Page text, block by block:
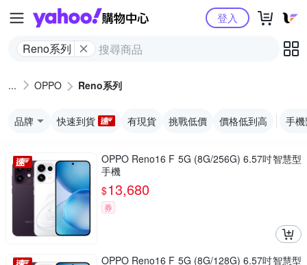
Yahoo購物中心
Reno系列
登入
OPPO Reno系列
品牌 快速到貨 有現貨 挑戰低價 價格低到高 手
OPPO Reno16 F 5G (8G/256G) 6.57吋智慧型
手機
$13,680
券
OPPO Reno16 F 5G (8G/128G) 6.57吋智慧型